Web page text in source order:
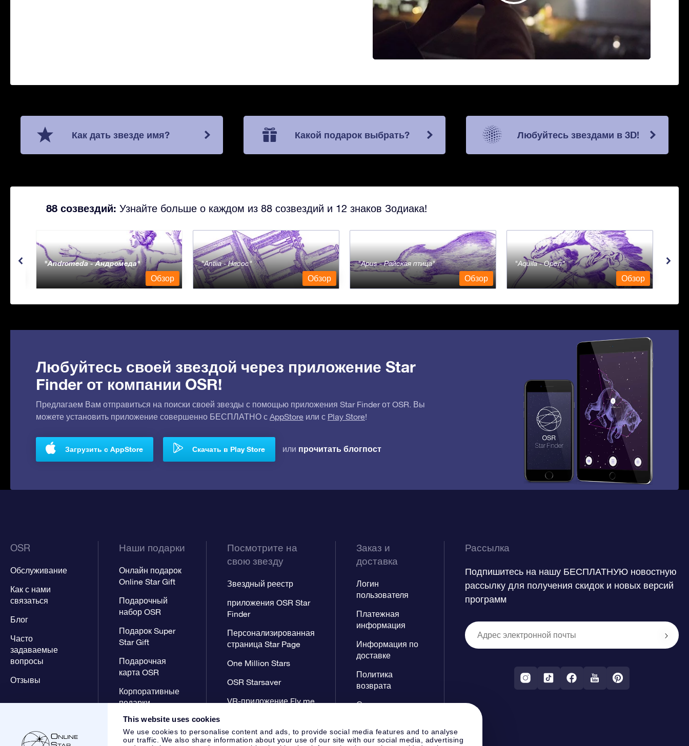
This website uses cookies
We use cookies to personalise content and ads, to provide social media features and to analyse
our traffic. We also share information about your use of our site with our social media, advertising
Как дать звезде имя? Какой подарок выбрать? Любуйтесь звездами в 3D!
88 созвездий: Узнайте больше о каждом из 88 созвездий и 12 знаков Зодиака!
Andromeda - Андромеда
Обзор
Antlia - Насос
Обзор
Apus - Райская птица
Обзор
Aquila - Орел
Обзор
Любуйтесь своей звездой через приложение Star
Finder от компании OSR!
Предлагаем Вам отправиться на поиски своей звезды с помощью приложения Star Finder от OSR. Вы
можете установить приложение совершенно БЕСПЛАТНО с AppStore или с Play Store!
Загрузить с AppStore Скачать в Play Store или прочитать блогпост
OSR
Обслуживание
Как с нами
связаться
Блог
Часто
задаваемые
вопросы
Отзывы
Наши подарки
Онлайн подарок
Online Star Gift
Подарочный
набор OSR
Подарок Super
Star Gift
Подарочная
карта OSR
Корпоративные
подарки
Посмотрите на
свою звезду
Звездный реестр
приложения OSR Star
Finder
Персонализированная
страница Star Page
One Million Stars
OSR Starsaver
VR-приложение Fly me
Заказ и
доставка
Логин
пользователя
Платежная
информация
Информация по
доставке
Политика
возврата
Созвездиях
Рассылка
Подпишитесь на нашу БЕСПЛАТНУЮ новостную
рассылку для получения скидок и новых версий
программ